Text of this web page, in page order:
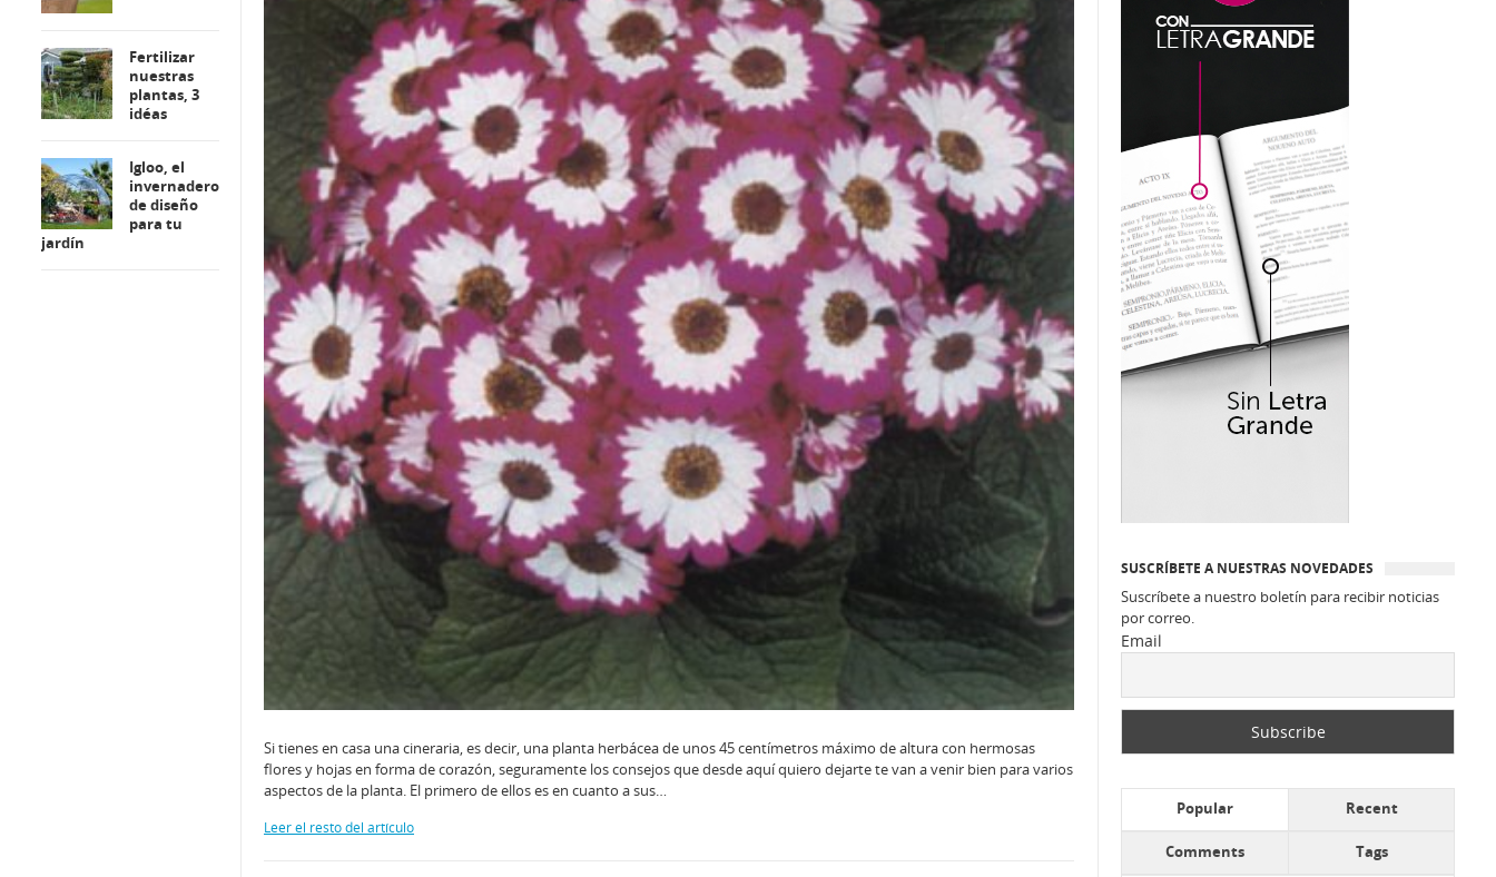
Si tienes en casa una cineraria, es decir, una planta herbácea de unos 45 centímetros máximo de altura con hermosas
flores y hojas en forma de corazón, seguramente los consejos que desde aquí quiero dejarte te van a venir bien para varios
aspectos de la planta. El primero de ellos es en cuanto a sus…
Leer el resto del artículo
Fertilizar
nuestras
plantas, 3
idéas
Igloo, el
invernadero
de diseño
para tu
jardín
SUSCRÍBETE A NUESTRAS NOVEDADES
Suscríbete a nuestro boletín para recibir noticias
por correo.
Email
Popular Recent
Comments Tags